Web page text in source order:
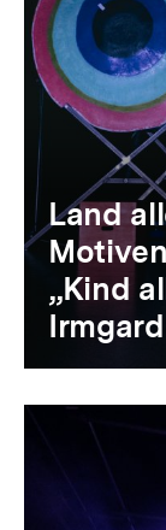
Land
„Kind